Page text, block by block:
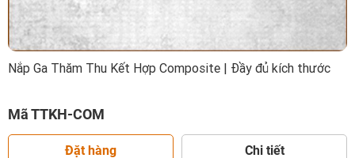
Nắp Ga Thăm Thu Kết Hợp Composite | Đầy đủ kích thước
Mã TTKH-COM
Đặt hàng Chi tiết